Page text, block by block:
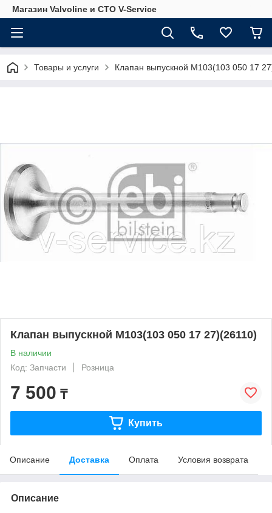
Магазин Valvoline и СТО V-Service
Товары и услуги Клапан выпускной M103(103 050 17
Клапан выпускной M103(103 050 17 27)(26110)
В наличии
Код: Запчасти
Розница
7 500 ₸
Купить
Описание Доставка Оплата Условия возврата
Описание